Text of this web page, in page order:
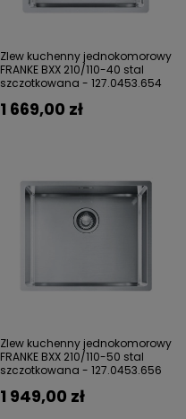
Zlew kuchenny jednokomorowy
FRANKE BXX 210/110-40 stal
szczotkowana - 127.0453.654
1 669,00 zł
Zlew kuchenny jednokomorowy
FRANKE BXX 210/110-50 stal
szczotkowana - 127.0453.656
1 949,00 zł